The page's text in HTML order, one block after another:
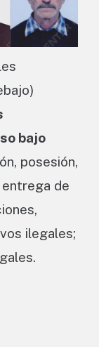
bajo
posesión,
de
ilegales;